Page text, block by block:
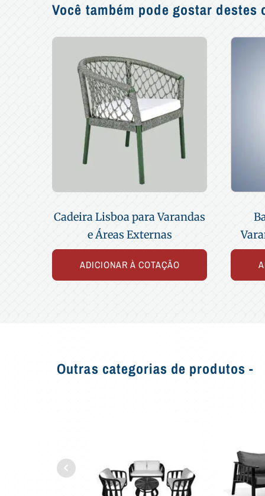
Você também pode gostar destes
Cadeira Lisboa para Varandas
e Áreas Externas
ADICIONAR À COTAÇÃO
Outras categorias de produtos -